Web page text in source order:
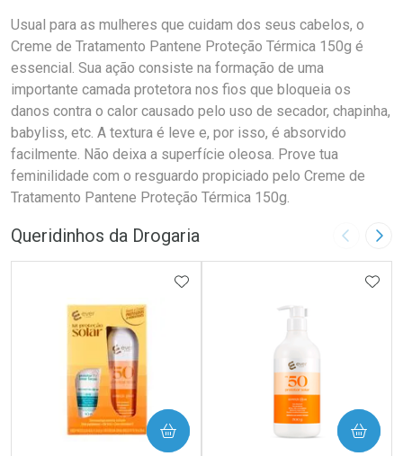
Usual para as mulheres que cuidam dos seus cabelos, o
Creme de Tratamento Pantene Proteção Térmica 150g é
essencial. Sua ação consiste na formação de uma
importante camada protetora nos fios que bloqueia os
danos contra o calor causado pelo uso de secador, chapinha,
babyliss, etc. A textura é leve e, por isso, é absorvido
facilmente. Não deixa a superfície oleosa. Prove tua
feminilidade com o resguardo propiciado pelo Creme de
Tratamento Pantene Proteção Térmica 150g.
Queridinhos da Drogaria Imagem
ADICIONAR AOS FAVORITOS
COMPRAR COMPRAR